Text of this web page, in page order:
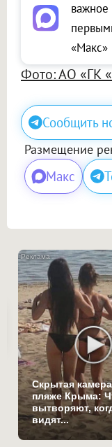
важное
«Макс»
Фото: АО «ГК
Сообщить
Размещение
Макс
Скрытая
пляже Крыма:
вытворяют,
видят...